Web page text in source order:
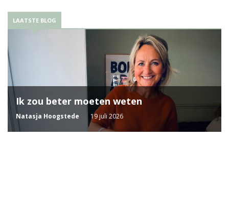
LAATSTE BLOG
Ik zou beter moeten weten
Natasja Hoogstede 19 juli 2026